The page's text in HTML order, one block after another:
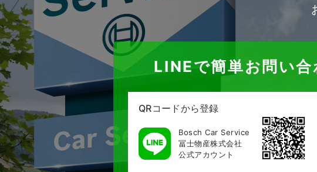
LINEで簡単お問い合
QRコードから登録
Bosch Car Service
冨士物産株式会社
公式アカウント